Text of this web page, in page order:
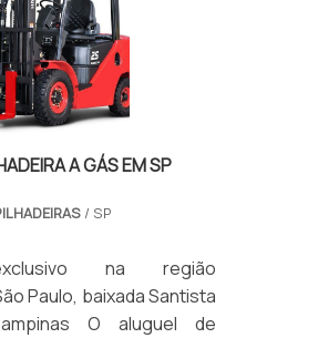
A GÁS EM SP
/ SP
na região
Paulo, baixada Santista
O aluguel de